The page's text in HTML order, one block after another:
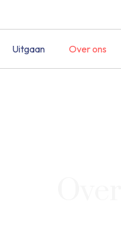
Uitgaan Over ons